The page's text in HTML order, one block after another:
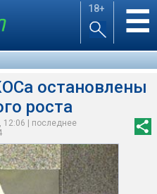
18+ ☰
остановлены
роста
12:06 | последнее